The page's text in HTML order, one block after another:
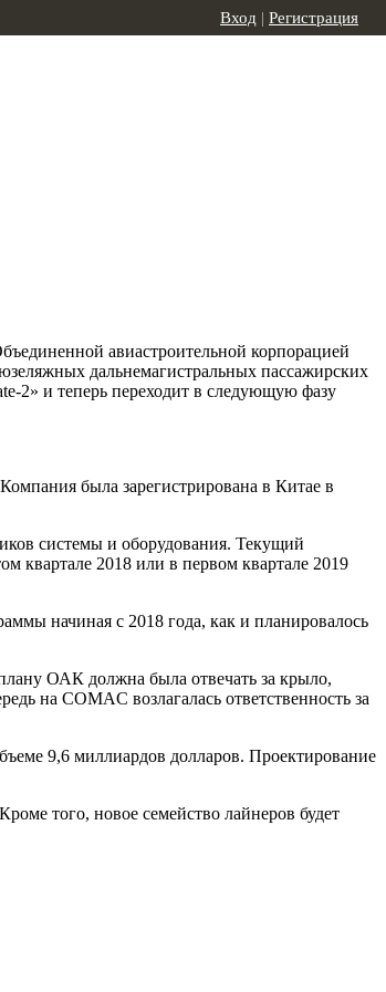
Вход | Регистрация
авиастроительной корпорацией
дальнемагистральных пассажирских
2» и теперь переходит в следующую фазу
была зарегистрирована в Китае в
системы и оборудования. Текущий
квартале 2018 или в первом квартале 2019
начиная с 2018 года, как и планировалось
ОАК должна была отвечать за крыло,
на COMAC возлагалась ответственность за
9,6 миллиардов долларов. Проектирование
того, новое семейство лайнеров будет